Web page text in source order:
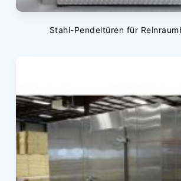
Stahl-Pendeltüren für